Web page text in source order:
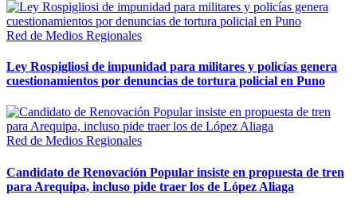
Red de Medios Regionales
Ley Rospigliosi de impunidad para militares y policías genera
cuestionamientos por denuncias de tortura policial en Puno
Red de Medios Regionales
Candidato de Renovación Popular insiste en propuesta de tren
para Arequipa, incluso pide traer los de López Aliaga